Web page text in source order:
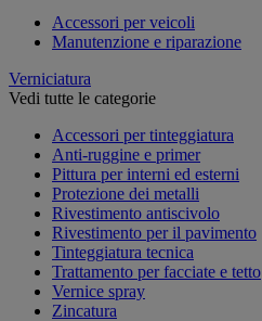
Accessori per veicoli
Manutenzione e riparazione
Verniciatura
Vedi tutte le categorie
Accessori per tinteggiatura
Anti-ruggine e primer
Pittura per interni ed esterni
Protezione dei metalli
Rivestimento antiscivolo
Rivestimento per il pavimento
Tinteggiatura tecnica
Trattamento per facciate e tetto
Vernice spray
Zincatura